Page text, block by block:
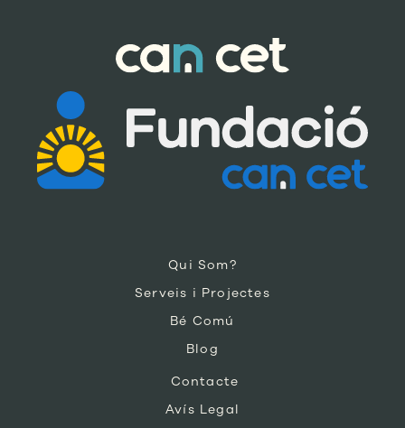
Qui Som?
Serveis i Projectes
Bé Comú
Blog
Contacte
Avís Legal